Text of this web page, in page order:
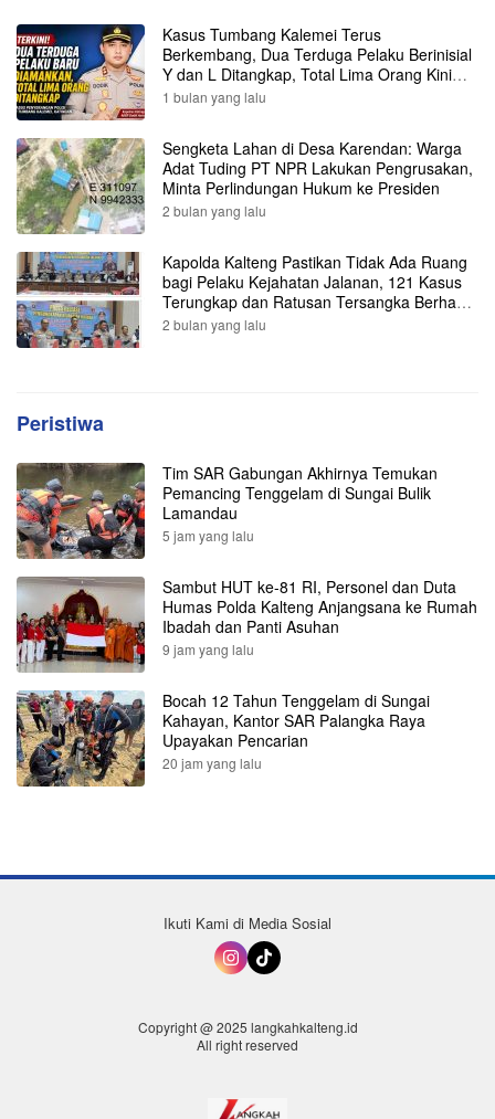
Kasus Tumbang Kalemei Terus
Berkembang, Dua Terduga Pelaku Berinisial
Y dan L Ditangkap, Total Lima Orang Kini
Diamankan Polisi
1 bulan yang lalu
Sengketa Lahan di Desa Karendan: Warga
Adat Tuding PT NPR Lakukan Pengrusakan,
Minta Perlindungan Hukum ke Presiden
2 bulan yang lalu
Kapolda Kalteng Pastikan Tidak Ada Ruang
bagi Pelaku Kejahatan Jalanan, 121 Kasus
Terungkap dan Ratusan Tersangka Berhasil
Dibekuk
2 bulan yang lalu
Peristiwa
Tim SAR Gabungan Akhirnya Temukan
Pemancing Tenggelam di Sungai Bulik
Lamandau
5 jam yang lalu
Sambut HUT ke-81 RI, Personel dan Duta
Humas Polda Kalteng Anjangsana ke Rumah
Ibadah dan Panti Asuhan
9 jam yang lalu
Bocah 12 Tahun Tenggelam di Sungai
Kahayan, Kantor SAR Palangka Raya
Upayakan Pencarian
20 jam yang lalu
Ikuti Kami di Media Sosial
Copyright @ 2025 langkahkalteng.id
All right reserved